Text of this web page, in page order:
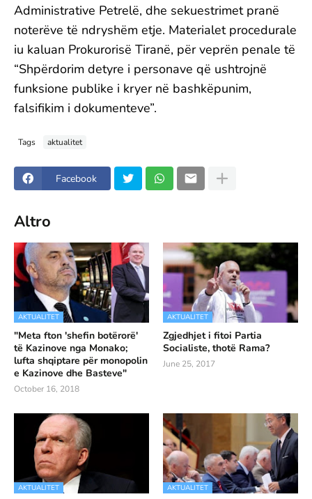
Administrative Petrelë, dhe sekuestrimet pranë
noterëve të ndryshëm etje. Materialet procedurale
iu kaluan Prokurorisë Tiranë, për veprën penale të
“Shpërdorim detyre i personave që ushtrojnë
funksione publike i kryer në bashkëpunim,
falsifikim i dokumenteve”.
Tags aktualitet
Facebook
Altro
AKTUALITET
"Meta fton 'shefin botërorë'
të Kazinove nga Monako;
lufta shqiptare për monopolin
e Kazinove dhe Basteve"
October 16, 2018
AKTUALITET
Zgjedhjet i fitoi Partia
Socialiste, thotë Rama?
June 25, 2017
AKTUALITET AKTUALITET